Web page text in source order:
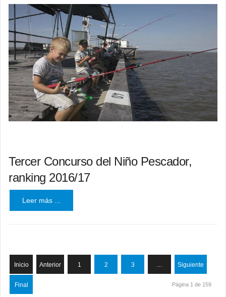
Tercer Concurso del Niño Pescador,
ranking 2016/17
Leer más ...
Inicio Anterior 1 2 3 … Siguiente
Final Página 1 de 159